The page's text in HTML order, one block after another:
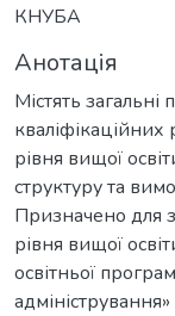
КНУБА
Анотація
Містять
кваліфікаційних
рівня вищої
структуру та
Призначено для
рівня вищої
освітньої